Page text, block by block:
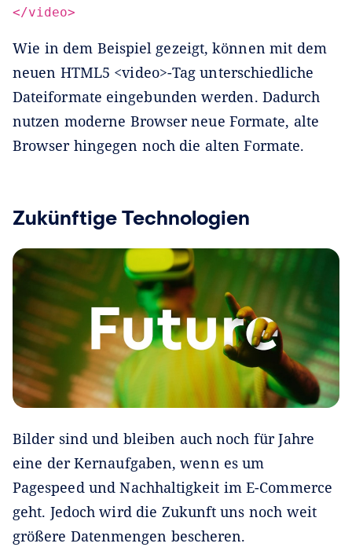
</video>
Wie in dem Beispiel gezeigt, können mit dem
neuen HTML5 <video>-Tag unterschiedliche
Dateiformate eingebunden werden. Dadurch
nutzen moderne Browser neue Formate, alte
Browser hingegen noch die alten Formate.
Zukünftige Technologien
Bilder sind und bleiben auch noch für Jahre
eine der Kernaufgaben, wenn es um
Pagespeed und Nachhaltigkeit im E-Commerce
geht. Jedoch wird die Zukunft uns noch weit
größere Datenmengen bescheren.